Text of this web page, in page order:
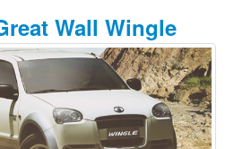
Wall Wingle